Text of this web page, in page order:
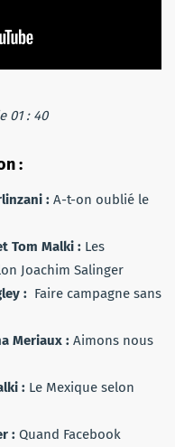
01 : 40
:
: A-t-on oublié le
Tom Malki : Les
Joachim Salinger
: Faire campagne sans
Meriaux : Aimons nous
: Le Mexique selon
: Quand Facebook